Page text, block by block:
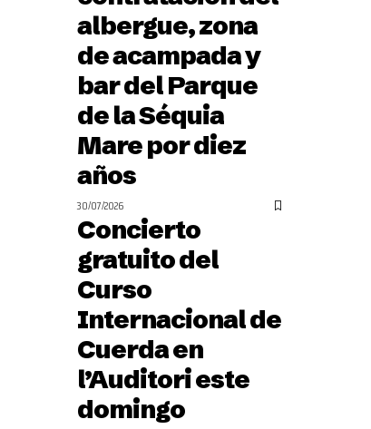
albergue, zona
de acampada y
bar del Parque
de la Séquia
Mare por diez
años
30/07/2026
Concierto
gratuito del
Curso
Internacional de
Cuerda en
l’Auditori este
domingo